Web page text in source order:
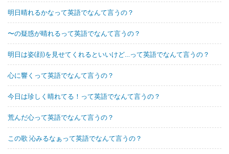
明日晴れるかなって英語でなんて言うの？
〜の疑惑が晴れるって英語でなんて言うの？
明日は姿(顔)を見せてくれるといいけど…って英語でなんて言うの？
心に響くって英語でなんて言うの？
今日は珍しく晴れてる！って英語でなんて言うの？
荒んだ心って英語でなんて言うの？
この歌 沁みるなぁって英語でなんて言うの？